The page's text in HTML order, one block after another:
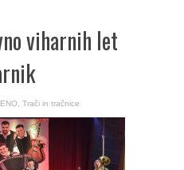
viharnih let
Trači in tračnice